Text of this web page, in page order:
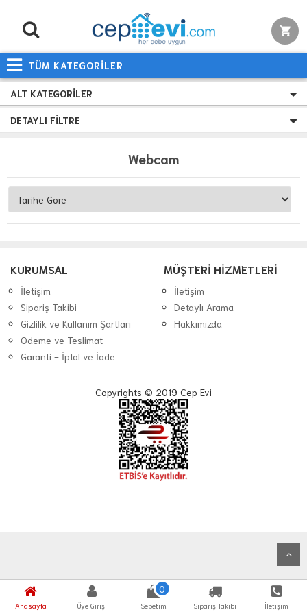
TÜM KATEGORİLER
Anasayfa Üye Girişi
0
Sepetim Sipariş Takibi İletişim
ALT KATEGORILER
DETAYLI FILTRE
Webcam
KURUMSAL
İletişim
Sipariş Takibi
Gizlilik ve Kullanım Şartları
Ödeme ve Teslimat
Garanti - İptal ve İade
MÜŞTERİ HİZMETLERİ
İletişim
Detaylı Arama
Hakkımızda
Copyrights © 2019 Cep Evi